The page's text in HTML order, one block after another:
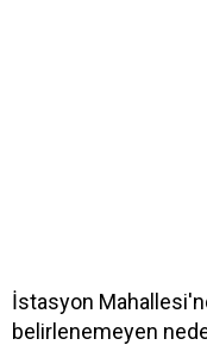
İstasyon
belirlenemeyen